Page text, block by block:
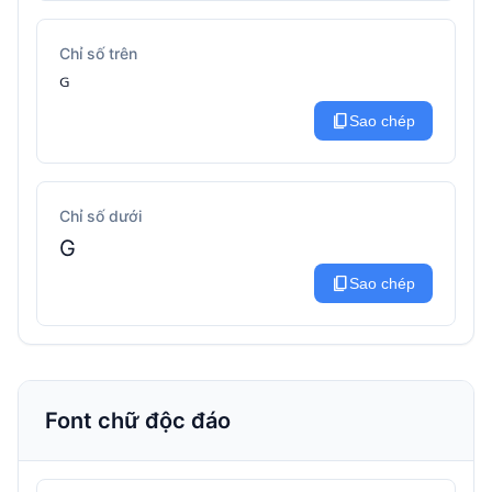
Chỉ số trên
ᴳ
content_copySao chép
Chỉ số dưới
G
content_copySao chép
Font chữ độc đáo